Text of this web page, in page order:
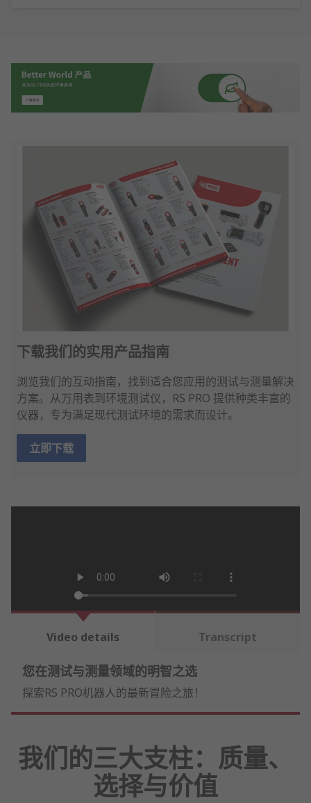
下载我们的实用产品指南
浏览我们的互动指南，找到适合您应用的测试与测量解决
方案。从万用表到环境测试仪，RS PRO 提供种类丰富的
仪器，专为满足现代测试环境的需求而设计。
立即下载
Video details Transcript
您在测试与测量领域的明智之选
探索RS PRO机器人的最新冒险之旅！
我们的三大支柱：质量、
选择与价值